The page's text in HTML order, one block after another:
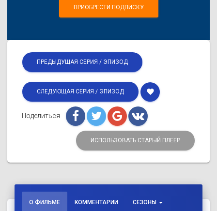
ПРИОБРЕСТИ ПОДПИСКУ
ПРЕДЫДУЩАЯ СЕРИЯ / ЭПИЗОД
СЛЕДУЮЩАЯ СЕРИЯ / ЭПИЗОД favorite
Поделиться
ИСПОЛЬЗОВАТЬ СТАРЫЙ ПЛЕЕР
О ФИЛЬМЕ КОММЕНТАРИИ СЕЗОНЫ